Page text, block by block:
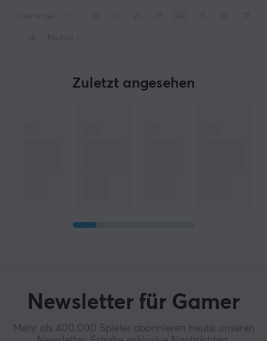
Zuletzt angesehen
Newsletter für Gamer
Mehr als 400.000 Spieler abonnieren heute unseren